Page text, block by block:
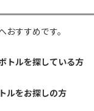
おすすめです。
トルを探している方
ルをお探しの方